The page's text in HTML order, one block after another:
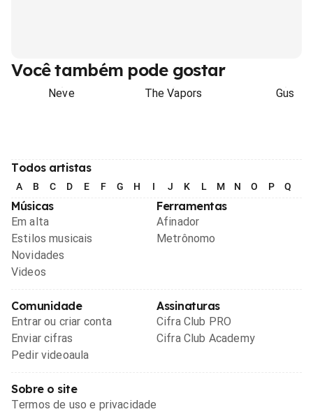
Você também pode gostar
Neve The Vapors Gus
Todos artistas
A B C D E F G H I J K L M N O P Q
Músicas
Em alta
Estilos musicais
Novidades
Videos
Ferramentas
Afinador
Metrônomo
Comunidade
Entrar ou criar conta
Enviar cifras
Pedir videoaula
Assinaturas
Cifra Club PRO
Cifra Club Academy
Sobre o site
Termos de uso e privacidade